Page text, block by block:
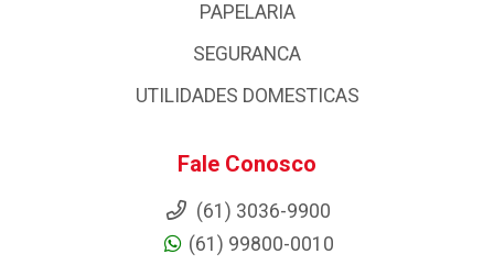
PAPELARIA
SEGURANCA
UTILIDADES DOMESTICAS
Fale Conosco
(61) 3036-9900
(61) 99800-0010